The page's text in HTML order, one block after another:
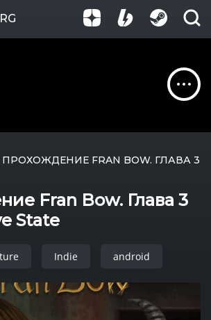
Игры
ПРОХОЖДЕНИЕ FRAN BOW. ГЛАВА 3 -
Fran Bow. Глава 3
State
Indie android